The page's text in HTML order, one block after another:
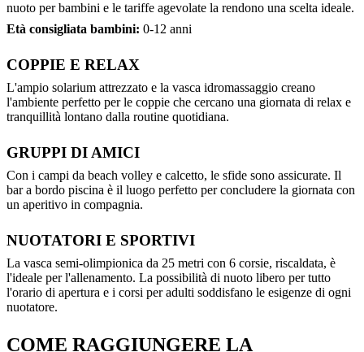
nuoto per bambini e le tariffe agevolate la rendono una scelta ideale.
Età consigliata bambini: 0-12 anni
COPPIE E RELAX
L'ampio solarium attrezzato e la vasca idromassaggio creano
l'ambiente perfetto per le coppie che cercano una giornata di relax e
tranquillità lontano dalla routine quotidiana.
GRUPPI DI AMICI
Con i campi da beach volley e calcetto, le sfide sono assicurate. Il
bar a bordo piscina è il luogo perfetto per concludere la giornata con
un aperitivo in compagnia.
NUOTATORI E SPORTIVI
La vasca semi-olimpionica da 25 metri con 6 corsie, riscaldata, è
l'ideale per l'allenamento. La possibilità di nuoto libero per tutto
l'orario di apertura e i corsi per adulti soddisfano le esigenze di ogni
nuotatore.
COME RAGGIUNGERE LA